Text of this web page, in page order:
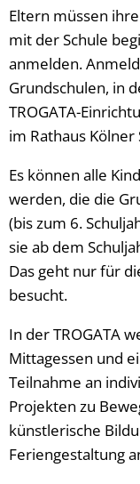
Eltern müssen
mit der Schule
anmelden.
Grundschulen, in
TROGATA-
im Rathaus Kölner
Es können alle
werden, die die
(bis zum 6.
sie ab dem
Das geht nur für
besucht.
In der TROGATA
Mittagessen und
Teilnahme an
Projekten zu
künstlerische
Feriengestaltung